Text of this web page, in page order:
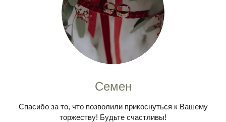
Семен
Спасибо за то, что позволили прикоснуться к Вашему
торжеству! Будьте счастливы!